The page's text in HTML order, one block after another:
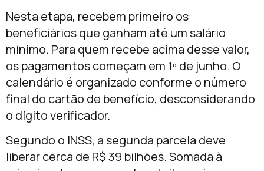
Nesta etapa, recebem primeiro os
beneficiários que ganham até um salário
mínimo. Para quem recebe acima desse valor,
os pagamentos começam em 1º de junho. O
calendário é organizado conforme o número
final do cartão de benefício, desconsiderando
o dígito verificador.
Segundo o INSS, a segunda parcela deve
liberar cerca de R$ 39 bilhões. Somada à